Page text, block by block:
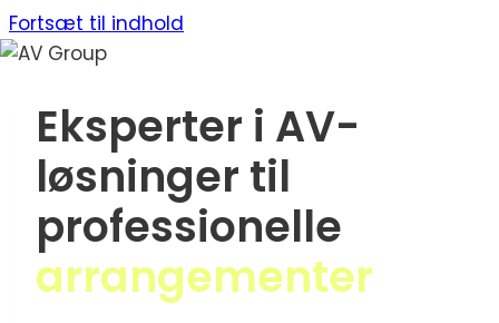
Fortsæt til indhold
Eksperter i AV-
løsninger til
professionelle
arrangementer